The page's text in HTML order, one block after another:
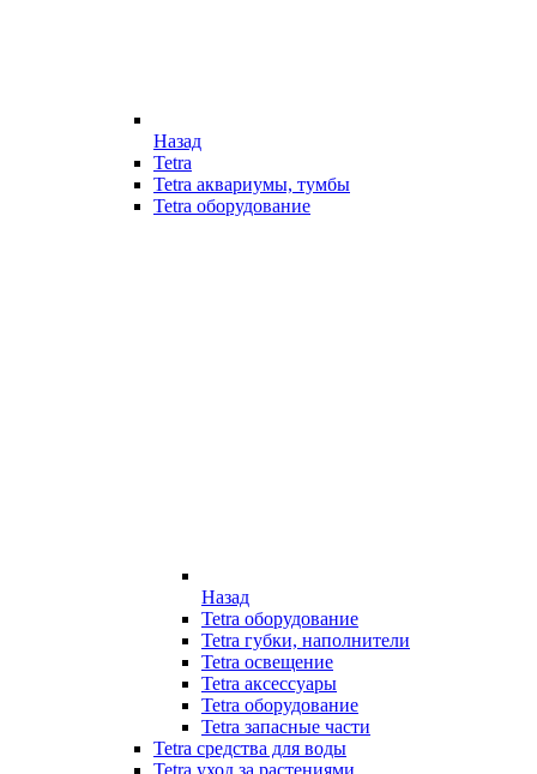
Назад
Tetra
Tetra аквариумы, тумбы
Tetra оборудование
Назад
Tetra оборудование
Tetra губки, наполнители
Tetra освещение
Tetra аксессуары
Tetra оборудование
Tetra запасные части
Tetra средства для воды
Tetra уход за растениями